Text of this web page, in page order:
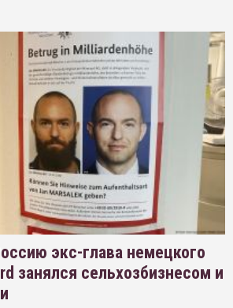
экс-глава немецкого
занялся сельхозбизнесом и